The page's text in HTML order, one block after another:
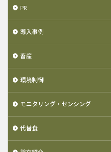
PR
導入事例
畜産
環境制御
モニタリング・センシング
代替食